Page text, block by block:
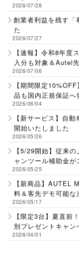
2026/07/28
創業者利益を残す「
た
2026/07/27
【速報】令和8年度
入分も対象＆Autel
2026/07/06
【期間限定
品も国内正規保証へ
2026/06/04
【新サービス】自
開始いたしました
2026/05/26
【5/29開始】従来
ャンツール補助金が
2026/05/25
【新商品】AUTEL
料＆客先デモ可能な
2026/05/17
【限定3台】夏直
別プレゼントキャン
2026/04/01